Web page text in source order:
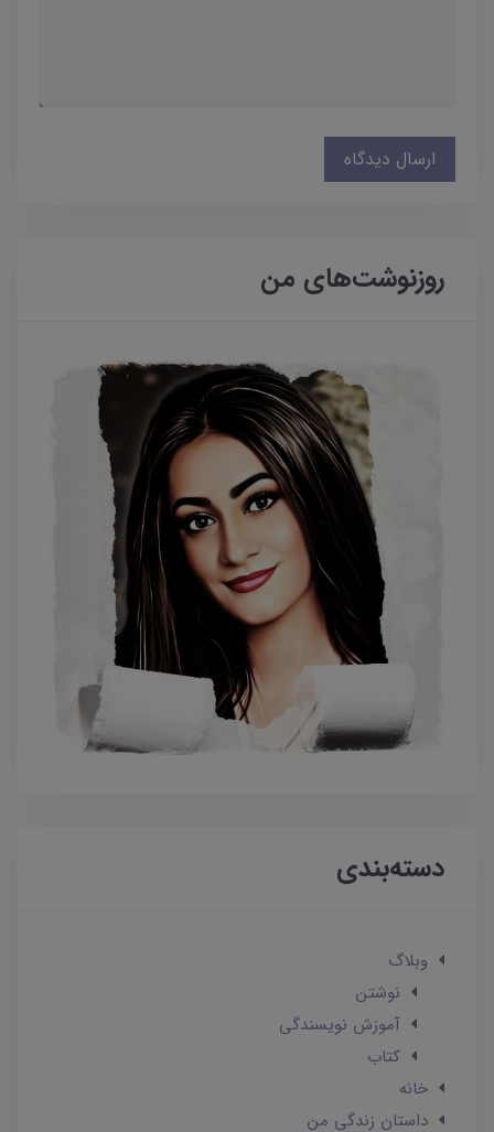
ارسال دیدگاه
روزنوشت‌های من
دسته‌بندی
وبلاگ
نوشتن
آموزش نویسندگی
کتاب
خانه
داستان زندگی من